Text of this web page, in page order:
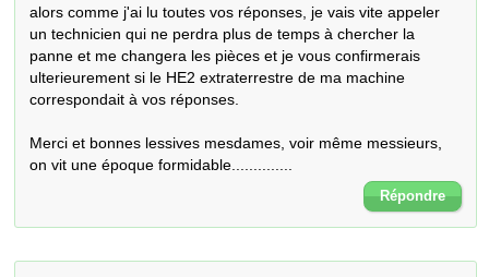
alors comme j'ai lu toutes vos réponses, je vais vite appeler
un technicien qui ne perdra plus de temps à chercher la
panne et me changera les pièces et je vous confirmerais
ulterieurement si le HE2 extraterrestre de ma machine
correspondait à vos réponses.
Merci et bonnes lessives mesdames, voir même messieurs,
on vit une époque formidable..............
Répondre